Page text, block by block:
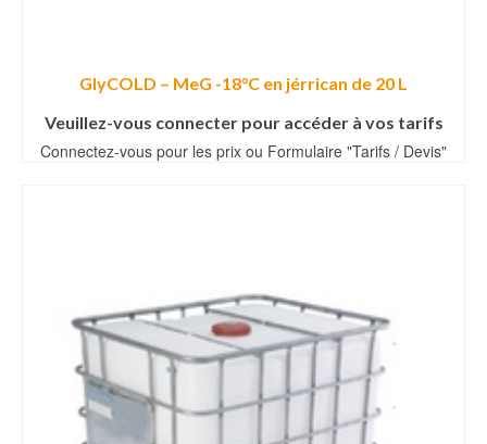
GlyCOLD – MeG -18°C en jérrican de 20 L
Veuillez-vous connecter pour accéder à vos tarifs
Connectez-vous pour les prix ou Formulaire "Tarifs / Devis"